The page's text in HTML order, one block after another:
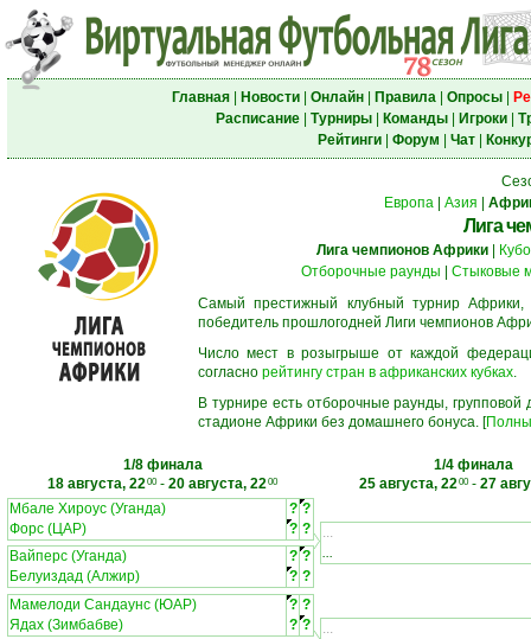
Главная| Новости| Онлайн| Правила| Опросы|
Расписание| Турниры| Команды| Игроки|
Рейтинги| Форум Чат|
Европа
Азия
Лига
Лига чемпионов Африки|
Отборочные раунды
Стыковые
Самый престижный клубный турнир
победитель прошлогодней Лиги чемпионов
Число мест в розыгрыше от каждой
согласно рейтингу стран в африканских кубках.
В турнире есть отборочные раунды,
стадионе Африки без домашнего бонуса. [
1/8 финала
18 августа, 2200- 20 августа, 2200
1/4 финала
25 августа, 2200- 27
Мбале Хироус (Уганда)
? ?
Форс (ЦАР)
? ?
Вайперс (Уганда)
? ?
Белуиздад (Алжир)
? ?
...
...
Мамелоди Сандаунс (ЮАР) ? ?
Ядах (Зимбабве)
? ?
...